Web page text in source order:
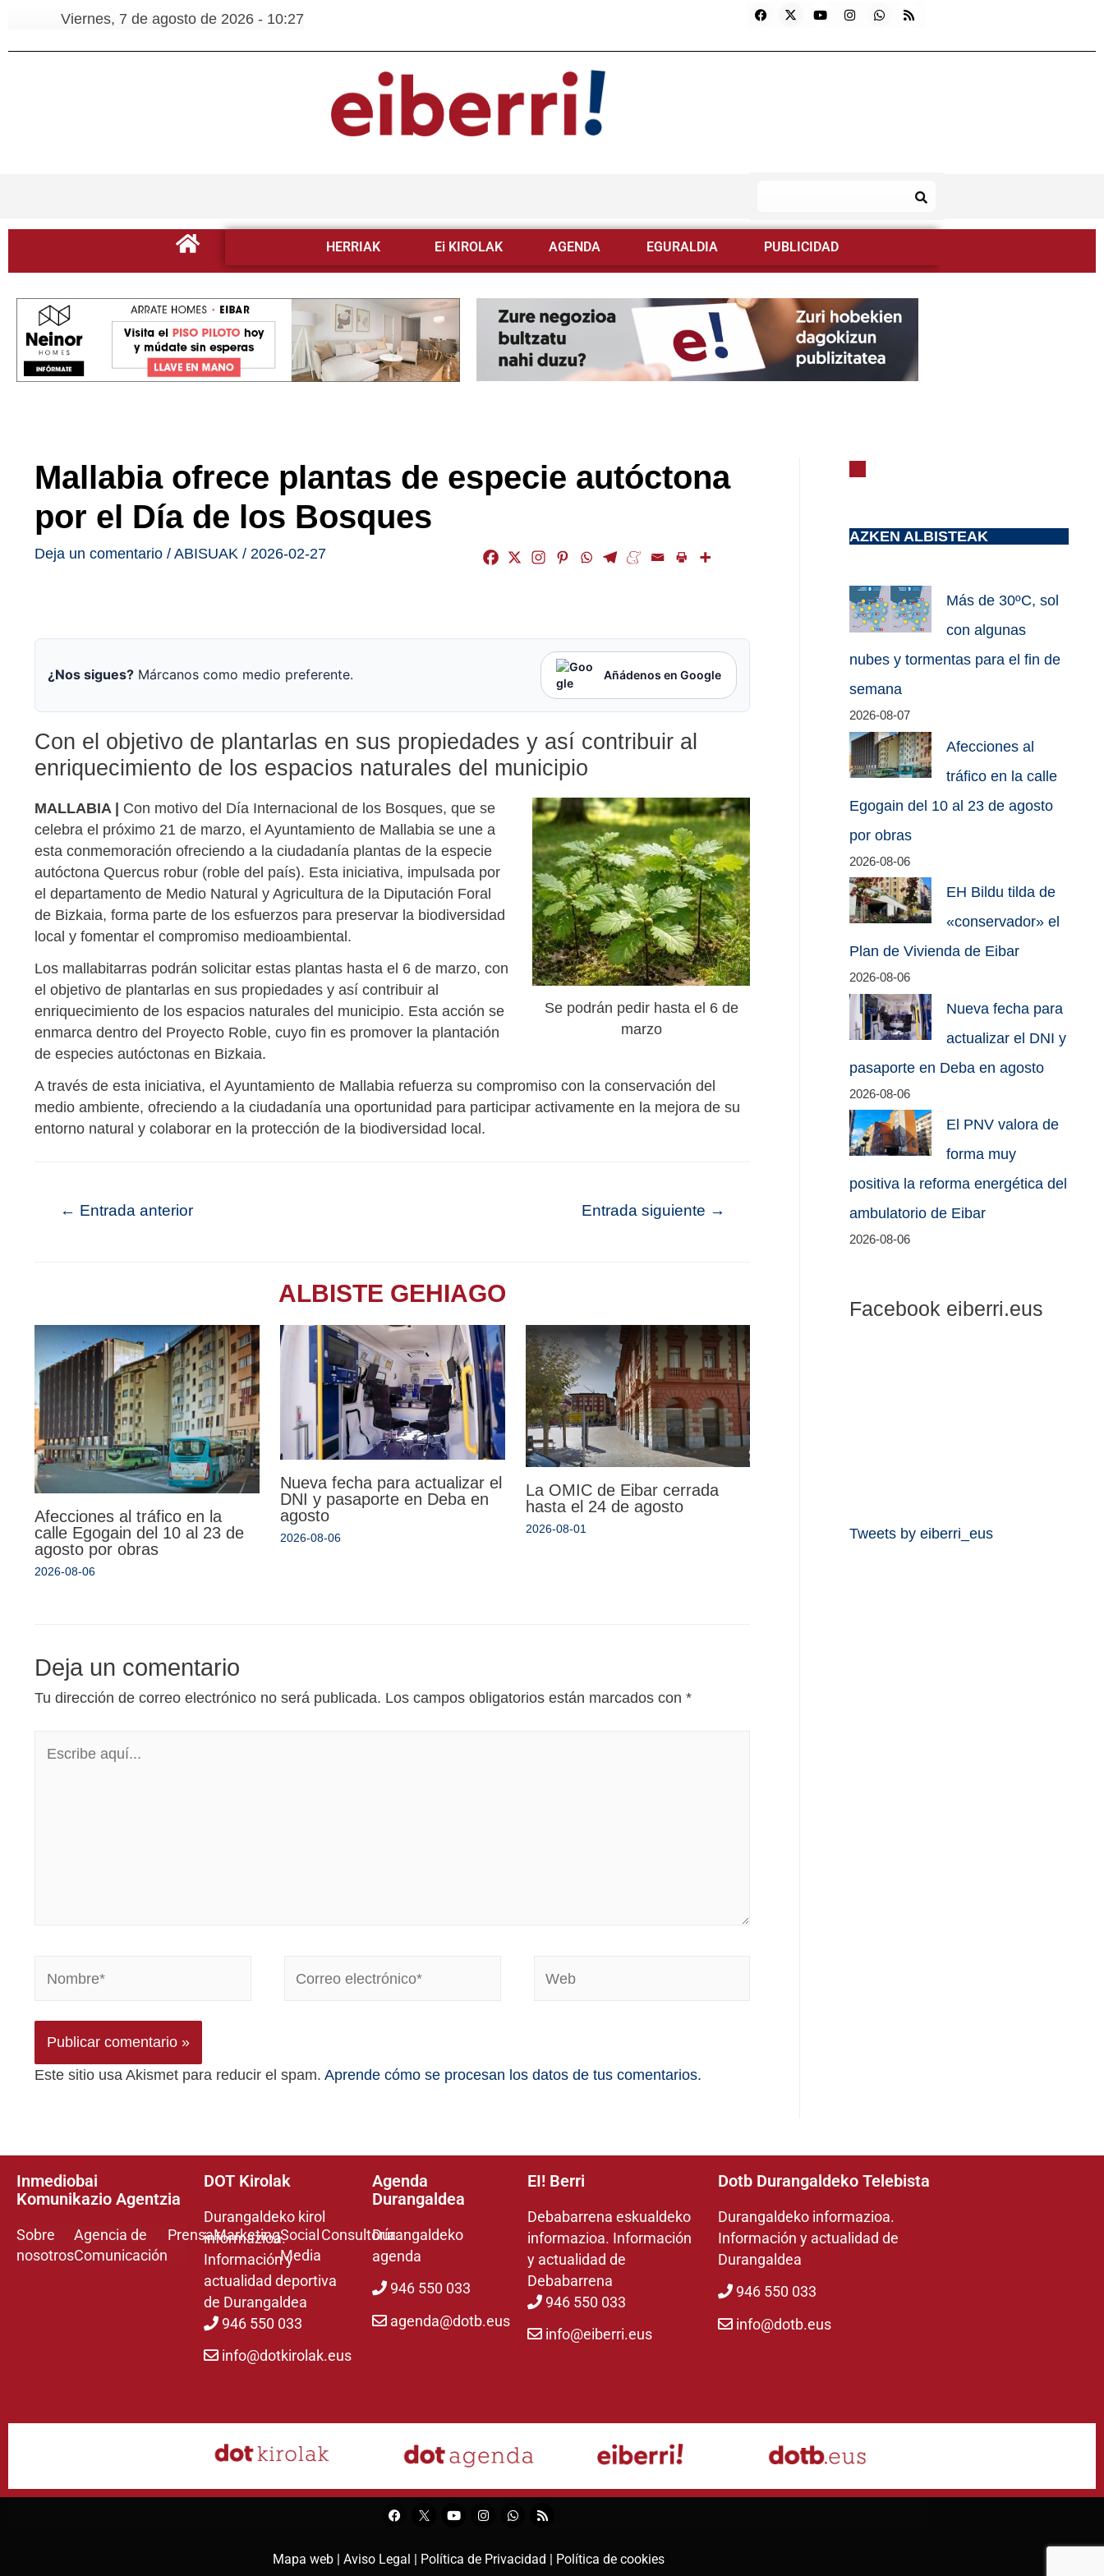
Viernes, 7 de agosto de 2026 - 10:27
HERRIAK Ei KIROLAK AGENDA EGURALDIA PUBLICIDAD
Mallabia ofrece plantas de especie autóctona
por el Día de los Bosques
Deja un comentario / ABISUAK / 2026-02-27
¿Nos sigues? Márcanos como medio preferente. Añádenos en Google
Con el objetivo de plantarlas en sus propiedades y así contribuir al
enriquecimiento de los espacios naturales del municipio
Se podrán pedir hasta el 6 de
marzo
MALLABIA | Con motivo del Día Internacional de los Bosques, que se
celebra el próximo 21 de marzo, el Ayuntamiento de Mallabia se une a
esta conmemoración ofreciendo a la ciudadanía plantas de la especie
autóctona Quercus robur (roble del país). Esta iniciativa, impulsada por
el departamento de Medio Natural y Agricultura de la Diputación Foral
de Bizkaia, forma parte de los esfuerzos para preservar la biodiversidad
local y fomentar el compromiso medioambiental.
Los mallabitarras podrán solicitar estas plantas hasta el 6 de marzo, con
el objetivo de plantarlas en sus propiedades y así contribuir al
enriquecimiento de los espacios naturales del municipio. Esta acción se
enmarca dentro del Proyecto Roble, cuyo fin es promover la plantación
de especies autóctonas en Bizkaia.
A través de esta iniciativa, el Ayuntamiento de Mallabia refuerza su compromiso con la conservación del
medio ambiente, ofreciendo a la ciudadanía una oportunidad para participar activamente en la mejora de su
entorno natural y colaborar en la protección de la biodiversidad local.
← Entrada anterior Entrada siguiente →
ALBISTE GEHIAGO
Afecciones al tráfico en la
calle Egogain del 10 al 23 de
agosto por obras
2026-08-06
Nueva fecha para actualizar el
DNI y pasaporte en Deba en
agosto
2026-08-06
La OMIC de Eibar cerrada
hasta el 24 de agosto
2026-08-01
Deja un comentario
Tu dirección de correo electrónico no será publicada. Los campos obligatorios están marcados con *
Este sitio usa Akismet para reducir el spam. Aprende cómo se procesan los datos de tus comentarios.
AZKEN ALBISTEAK
Más de 30ºC, sol
con algunas
nubes y tormentas para el fin de
semana
2026-08-07
Afecciones al
tráfico en la calle
Egogain del 10 al 23 de agosto
por obras
2026-08-06
EH Bildu tilda de
«conservador» el
Plan de Vivienda de Eibar
2026-08-06
Nueva fecha para
actualizar el DNI y
pasaporte en Deba en agosto
2026-08-06
El PNV valora de
forma muy
positiva la reforma energética del
ambulatorio de Eibar
2026-08-06
Facebook eiberri.eus
Tweets by eiberri_eus
Inmediobai
Komunikazio Agentzia
Sobre
nosotros
Agencia de
Comunicación
PrensaMarketingSocial
Media
Consultoría
DOT Kirolak
Durangaldeko kirol
informazioa.
Información y
actualidad deportiva
de Durangaldea
946 550 033
info@dotkirolak.eus
Agenda
Durangaldea
Durangaldeko
agenda
946 550 033
agenda@dotb.eus
EI! Berri
Debabarrena eskualdeko
informazioa. Información
y actualidad de
Debabarrena
946 550 033
info@eiberri.eus
Dotb Durangaldeko Telebista
Durangaldeko informazioa.
Información y actualidad de
Durangaldea
946 550 033
info@dotb.eus
Mapa web | Aviso Legal | Política de Privacidad | Política de cookies